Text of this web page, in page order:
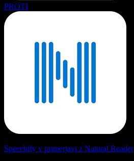
PROTI
Speechify v primerjavi z Natural Reader